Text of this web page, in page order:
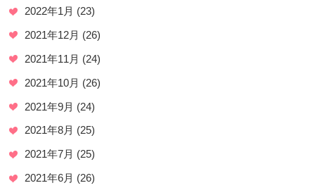
2022年1月 (23)
2021年12月 (26)
2021年11月 (24)
2021年10月 (26)
2021年9月 (24)
2021年8月 (25)
2021年7月 (25)
2021年6月 (26)